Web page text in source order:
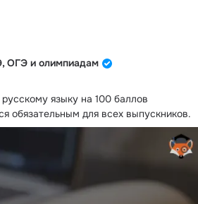
ОГЭ и олимпиадам
языку на 100 баллов
обязательным для всех выпускников.